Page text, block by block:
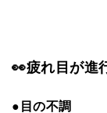
👀疲れ目が進
●目の不調